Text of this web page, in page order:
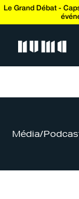
Le Grand Débat -
Média/